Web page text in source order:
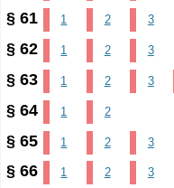
§ 61 1 2 3
§ 62 1 2 3
§ 63 1 2 3
§ 64 1 2
§ 65 1 2 3
§ 66 1 2 3